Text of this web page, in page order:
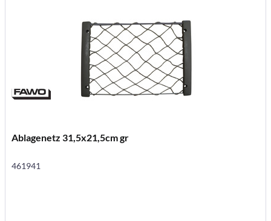
Ablagenetz 31,5x21,5cm gr
461941